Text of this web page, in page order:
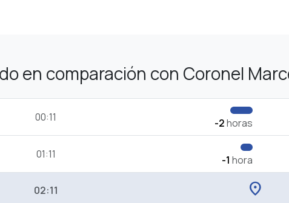
en comparación con Coronel
00:11 -2horas
01:11 -1 hora
02:11 location_on